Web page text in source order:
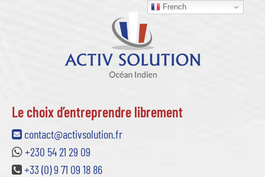
Le choix d’entreprendre librement
contact@activsolution.fr
+230 54 21 29 09
+33 (0) 9 71 09 18 86
French